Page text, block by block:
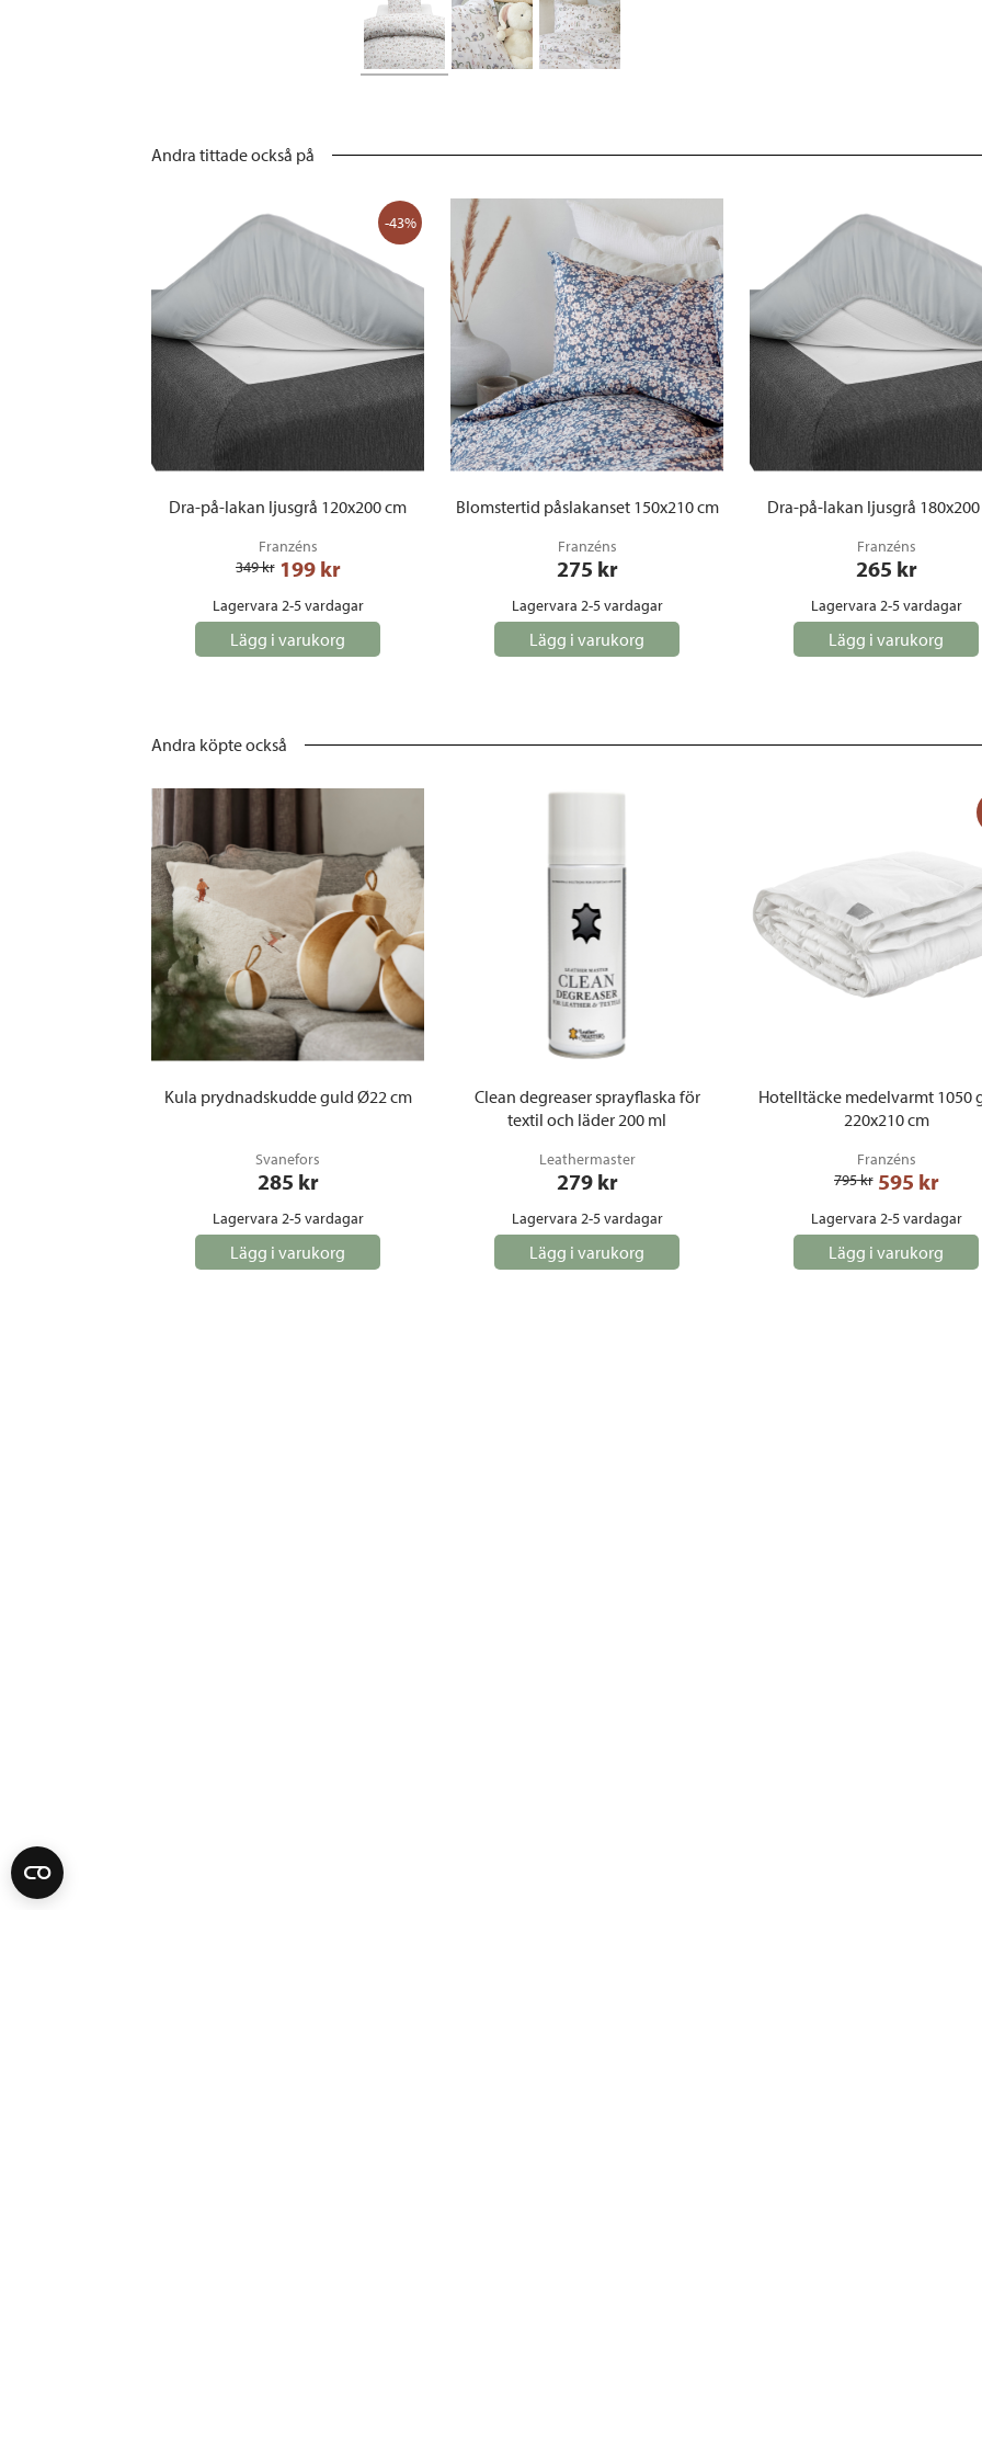
Andra tittade också på
-43%
Dra-på-lakan ljusgrå 120x200 cm
Franzéns
349 kr 199 kr
Lagervara 2-5 vardagar
Lägg i varukorg
Blomstertid påslakanset 150x210 cm
Franzéns
275 kr
Lagervara 2-5 vardagar
Lägg i varukorg
Dra-på-lakan ljusgrå
Franzéns
265 kr
Lagervara 2-5 vardagar
Lägg i varukorg
Andra köpte också
Kula prydnadskudde guld Ø22 cm
Svanefors
285 kr
Lagervara 2-5 vardagar
Lägg i varukorg
Clean degreaser sprayflaska för
textil och läder 200 ml
Leathermaster
279 kr
Lagervara 2-5 vardagar
Lägg i varukorg
Hotelltäcke medelvarmt 1050
220x210 cm
Franzéns
795 kr 595 kr
Lagervara 2-5 vardagar
Lägg i varukorg